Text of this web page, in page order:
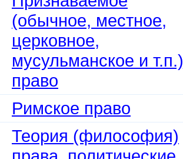
(обычное, местное,
церковное,
мусульманское и т.п.)
право
Римское право
Теория (философия)